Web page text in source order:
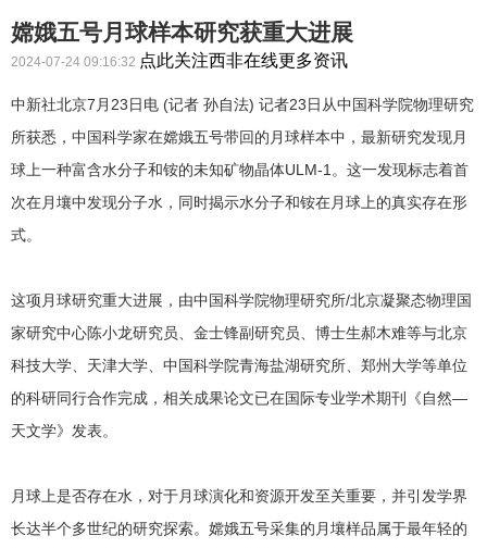
嫦娥五号月球样本研究获重大进展
2024-07-24 09:16:32 点此关注西非在线更多资讯
中新社北京7月23日电 (记者 孙自法) 记者23日从中国科学院物理研究
所获悉，中国科学家在嫦娥五号带回的月球样本中，最新研究发现月
球上一种富含水分子和铵的未知矿物晶体ULM-1。这一发现标志着首
次在月壤中发现分子水，同时揭示水分子和铵在月球上的真实存在形
式。
这项月球研究重大进展，由中国科学院物理研究所/北京凝聚态物理国
家研究中心陈小龙研究员、金士锋副研究员、博士生郝木难等与北京
科技大学、天津大学、中国科学院青海盐湖研究所、郑州大学等单位
的科研同行合作完成，相关成果论文已在国际专业学术期刊《自然—
天文学》发表。
月球上是否存在水，对于月球演化和资源开发至关重要，并引发学界
长达半个多世纪的研究探索。嫦娥五号采集的月壤样品属于最年轻的